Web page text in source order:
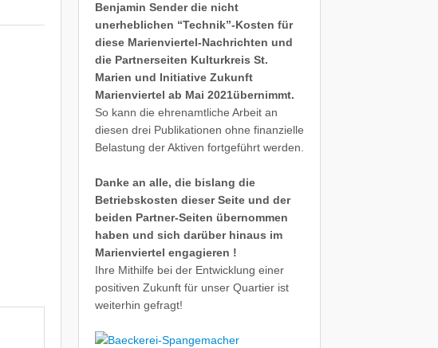
Benjamin Sender die nicht
unerheblichen “Technik”-Kosten für
diese Marienviertel-Nachrichten und
die Partnerseiten Kulturkreis St.
Marien und Initiative Zukunft
Marienviertel ab Mai 2021übernimmt.
So kann die ehrenamtliche Arbeit an
diesen drei Publikationen ohne finanzielle
Belastung der Aktiven fortgeführt werden.
Danke an alle, die bislang die
Betriebskosten dieser Seite und der
beiden Partner-Seiten übernommen
haben und sich darüber hinaus im
Marienviertel engagieren !
Ihre Mithilfe bei der Entwicklung einer
positiven Zukunft für unser Quartier ist
weiterhin gefragt!